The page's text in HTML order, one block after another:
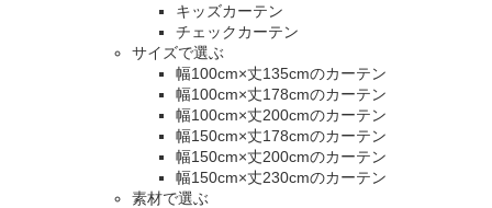
キッズカーテン
チェックカーテン
サイズで選ぶ
幅100cm×丈135cmのカーテン
幅100cm×丈178cmのカーテン
幅100cm×丈200cmのカーテン
幅150cm×丈178cmのカーテン
幅150cm×丈200cmのカーテン
幅150cm×丈230cmのカーテン
素材で選ぶ